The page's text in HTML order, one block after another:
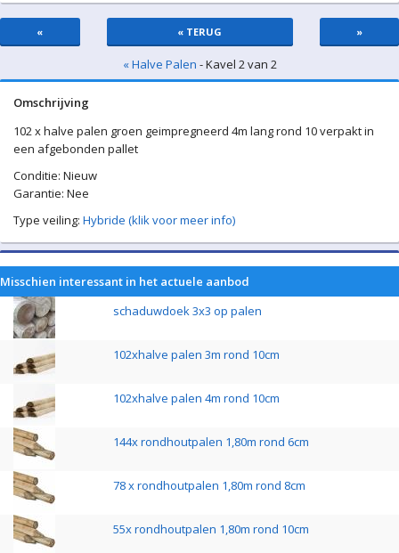
« « TERUG »
« Halve Palen - Kavel 2 van 2
Omschrijving
102 x halve palen groen geimpregneerd 4m lang rond 10 verpakt in
een afgebonden pallet
Conditie: Nieuw
Garantie: Nee
Type veiling: Hybride (klik voor meer info)
Misschien interessant in het actuele aanbod
schaduwdoek 3x3 op palen
102xhalve palen 3m rond 10cm
102xhalve palen 4m rond 10cm
144x rondhoutpalen 1,80m rond 6cm
78 x rondhoutpalen 1,80m rond 8cm
55x rondhoutpalen 1,80m rond 10cm